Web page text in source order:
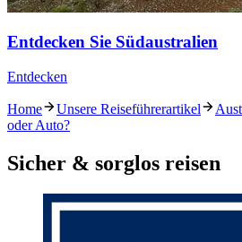
Entdecken Sie Südaustralien
Entdecken
Home Unsere Reiseführerartikel
oder Auto?
Sicher & sorglos reisen